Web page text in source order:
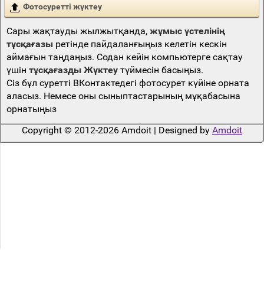
Фотосуретті жүктеу
Сары жақтауды жылжытқанда, жұмыс үстелінің
тұсқағазыретінде пайдаланғыңыз келетін кескін
аймағын таңдаңыз. Содан кейін компьютерге сақтау
үшін тұсқағазды Жүктеутүймесін басыңыз.
Сіз бұл суретті ВКонтактедегі фотосурет күйіне орната
аласыз. Немесе оны сыныптастарының мұқабасына
орнатыңыз
Copyright © 2012-2026 Amdoit | Designed by Amdoit